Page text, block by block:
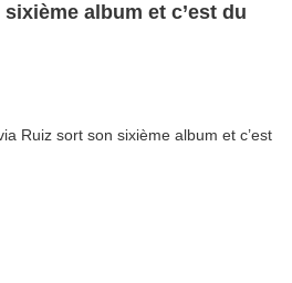
album et c’est du